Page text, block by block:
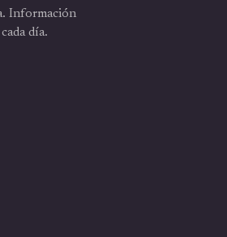
Información
día.